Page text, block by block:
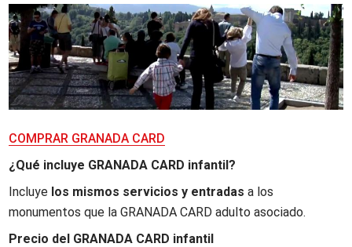
COMPRAR GRANADA CARD
¿Qué incluye GRANADA CARD infantil?
Incluye los mismos servicios y entradas a los
monumentos que la GRANADA CARD adulto asociado.
Precio del GRANADA CARD infantil